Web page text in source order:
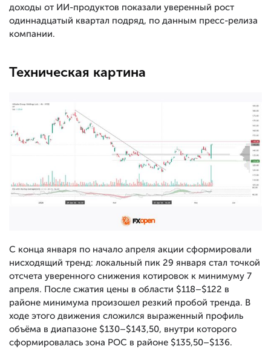
доходы от ИИ-продуктов показали уверенный рост
одиннадцатый квартал подряд, по данным пресс-релиза
компании.
Техническая картина
С конца января по начало апреля акции сформировали
нисходящий тренд: локальный пик 29 января стал точкой
отсчета уверенного снижения котировок к минимуму 7
апреля. После сжатия цены в области $118–$122 в
районе минимума произошел резкий пробой тренда. В
ходе этого движения сложился выраженный профиль
объёма в диапазоне $130–$143,50, внутри которого
сформировалась зона POC в районе $135,50–$136.